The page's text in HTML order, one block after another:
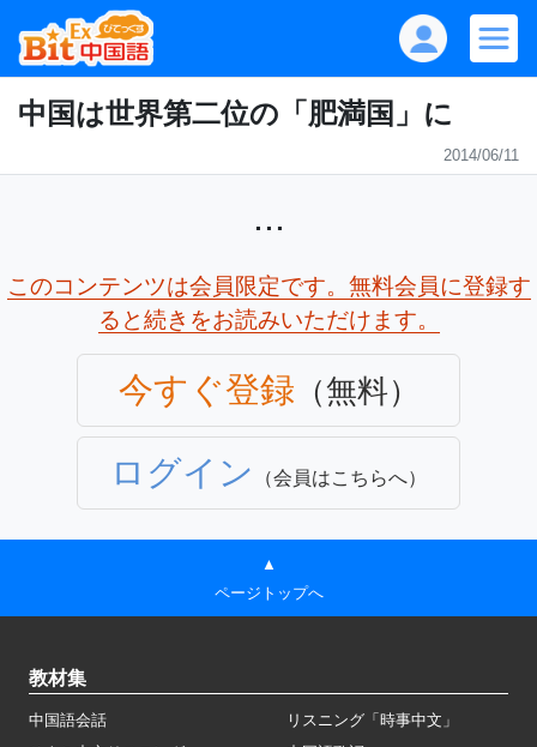
中国は世界第二位の「肥満国」に
2014/06/11
...
このコンテンツは会員限定です。無料会員に登録す
ると続きをお読みいただけます。
今すぐ登録 （無料）
ログイン （会員はこちらへ）
▲
ページトップへ
教材集
中国語会話
リスニング「時事中文」